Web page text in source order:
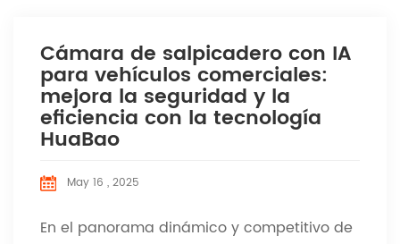
Cámara de salpicadero con IA
para vehículos comerciales:
mejora la seguridad y la
eficiencia con la tecnología
HuaBao
May 16 , 2025
En el panorama dinámico y competitivo de